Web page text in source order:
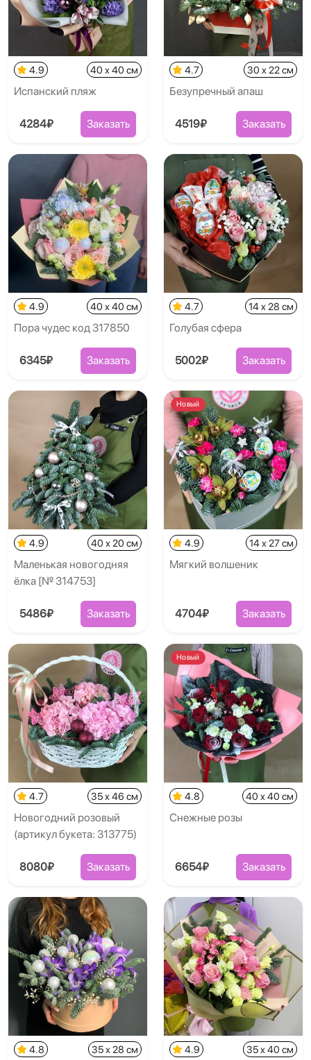
4.9 40 x 40 см
Испанский пляж
4284₽ Заказать
4.7 30 x 22 см
Безупречный апаш
4519₽ Заказать
4.9 40 x 40 см
Пора чудес код 317850
6345₽ Заказать
4.7 14 x 28 см
Голубая сфера
5002₽ Заказать
4.9 40 x 20 см
Маленькая новогодняя
ёлка [№ 314753]
5486₽ Заказать
Новый
4.9 14 x 27 см
Мягкий волшеник
4704₽ Заказать
4.7 35 x 46 см
Новогодний розовый
(артикул букета: 313775)
8080₽ Заказать
Новый
4.8 40 x 40 см
Снежные розы
6654₽ Заказать
4.8 35 x 28 см 4.9 35 x 40 см